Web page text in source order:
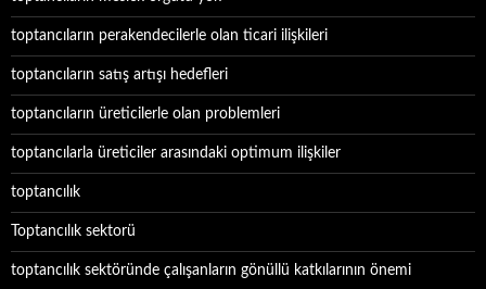
toptancıların perakendecilerle olan ticari ilişkileri
toptancıların satış artışı hedefleri
toptancıların üreticilerle olan problemleri
toptancılarla üreticiler arasındaki optimum ilişkiler
toptancılık
Toptancılık sektorü
toptancılık sektöründe çalışanların gönüllü katkılarının önemi